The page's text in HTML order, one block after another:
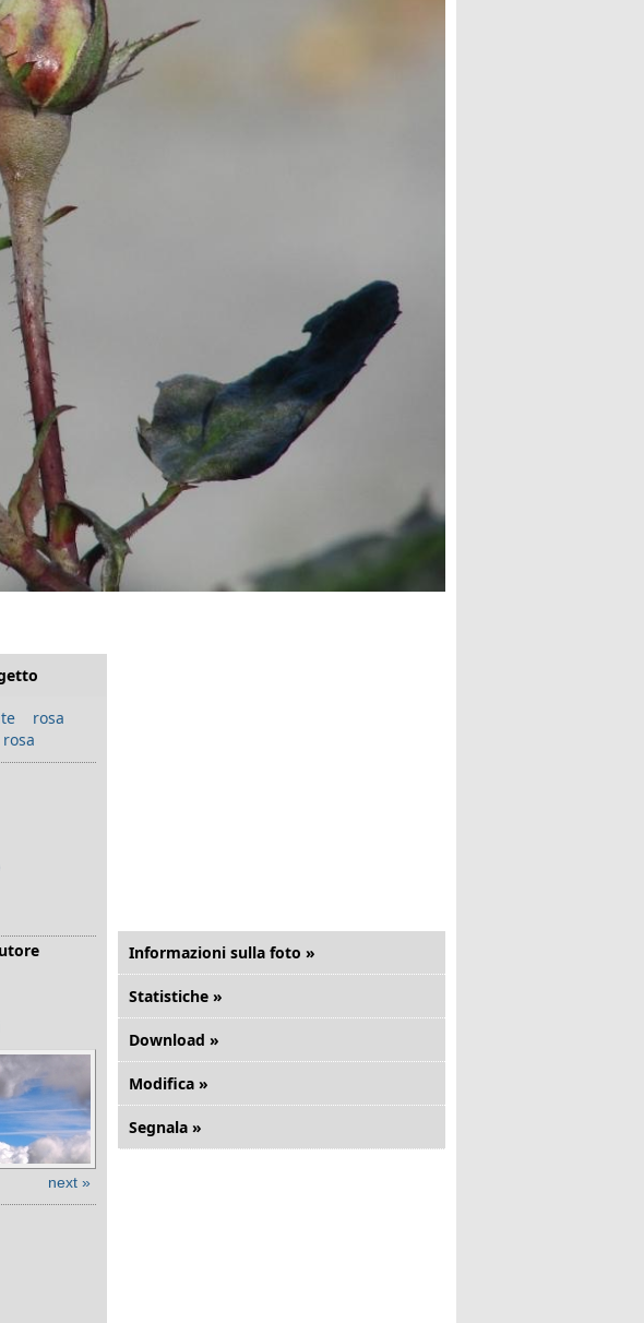
rosa
next »
Informazioni sulla foto »
Statistiche »
Download »
Modifica »
Segnala »